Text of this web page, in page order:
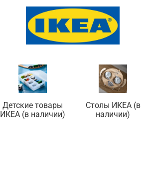
Детские товары
ИКЕА (в наличии)
Столы ИКЕА (в
наличии)